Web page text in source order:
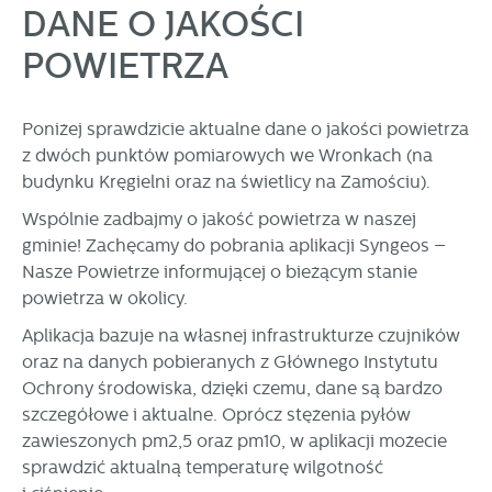
DANE O JAKOŚCI
POWIETRZA
Poniżej sprawdzicie aktualne dane o jakości powietrza
z dwóch punktów pomiarowych we Wronkach (na
budynku Kręgielni oraz na świetlicy na Zamościu).
Wspólnie zadbajmy o jakość powietrza w naszej
gminie! Zachęcamy do pobrania aplikacji Syngeos –
Nasze Powietrze informującej o bieżącym stanie
powietrza w okolicy.
Aplikacja bazuje na własnej infrastrukturze czujników
oraz na danych pobieranych z Głównego Instytutu
Ochrony środowiska, dzięki czemu, dane są bardzo
szczegółowe i aktualne. Oprócz stężenia pyłów
zawieszonych pm2,5 oraz pm10, w aplikacji możecie
sprawdzić aktualną temperaturę wilgotność
personalizację określonych funkcjonalności czy
Dzięki tym plikom cookies możemy zapewnić Ci większy
dopasowanie jej do Twoich indywidualnych preferencji.
Wyrażenie zgody na funkcjonalne i personalizacyjne pliki
cookies gwarantuje dostępność większej ilości funkcji na
stronie.
Analityczne
Analityczne pliki cookies pomagają nam rozwijać się i
dostosowywać do Twoich potrzeb.
Cookies analityczne pozwalają na uzyskanie informacji w
zakresie wykorzystywania witryny internetowej, miejsca oraz
częstotliwości, z jaką odwiedzane są nasze serwisy www.
Dane pozwalają nam na ocenę naszych serwisów
internetowych pod względem ich popularności wśród
użytkowników. Zgromadzone informacje są przetwarzane w
formie zanonimizowanej. Wyrażenie zgody na analityczne
pliki cookies gwarantuje dostępność wszystkich
funkcjonalności.
Więcej
Dzięki reklamowym plikom cookies prezentujemy Ci
najciekawsze informacje i aktualności na stronach naszych
partnerów.
Promocyjne pliki cookies służą do prezentowania Ci naszych
komunikatów na podstawie analizy Twoich upodobań oraz
Twoich zwyczajów dotyczących przeglądanej witryny
Więcej